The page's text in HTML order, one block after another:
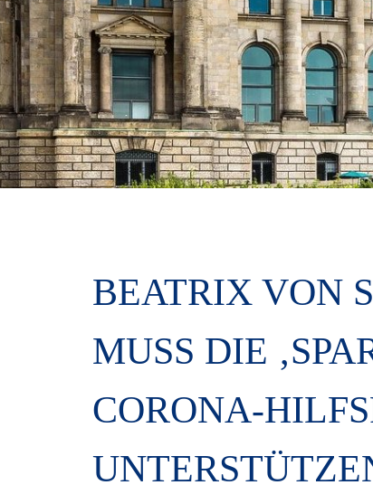
BEATRIX VON
MUSS DIE
CORONA-